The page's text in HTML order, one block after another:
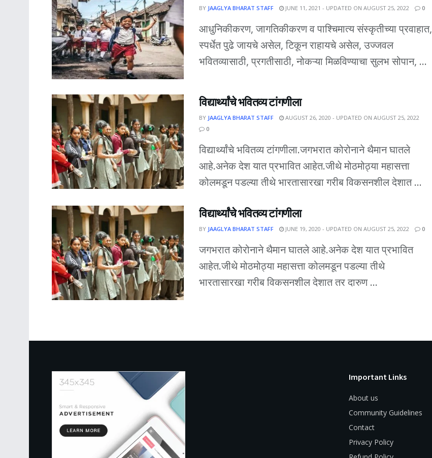
BY JAAGLYA BHARAT STAFF JUNE 11, 2021 - UPDATED ON AUGUST 25, 2022 0
आधुनिकीकरण, जागतिकीकरण व पाश्चिमात्य संस्कृतीच्या प्रवाहात,
स्पर्धेत पुढे जायचे असेल, टिकून राहायचे असेल, उज्जवल
भवितव्यासाठी, प्रगतीसाठी, नोकऱ्या मिळविण्याचा सुलभ सोपान, ...
विद्यार्थ्यांचे भवितव्य टांगणीला
BY JAAGLYA BHARAT STAFF
AUGUST 26, 2020 - UPDATED ON AUGUST 25, 2022
0
विद्यार्थ्यांचे भवितव्य टांगणीला.जगभरात कोरोनाने थैमान घातले
आहे.अनेक देश यात प्रभावित आहेत.जीथे मोठमोठ्या महासत्ता
कोलमडून पडल्या तीथे भारतासारखा गरीब विकसनशील देशात ...
विद्यार्थ्यांचे भवितव्य टांगणीला
BY JAAGLYA BHARAT STAFF JUNE 19, 2020 - UPDATED ON AUGUST 25, 2022 0
जगभरात कोरोनाने थैमान घातले आहे.अनेक देश यात प्रभावित
आहेत.जीथे मोठमोठ्या महासत्ता कोलमडून पडल्या तीथे
भारतासारखा गरीब विकसनशील देशात तर दारुण ...
Important Links
About us
Community Guidelines
Contact
Privacy Policy